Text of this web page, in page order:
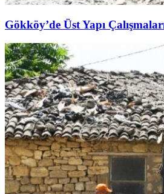
Gökköy’de Üst Yapı